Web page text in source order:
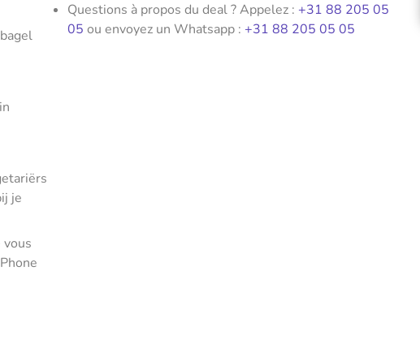
je
Questions à propos du deal ? Appelez : +31 88 205 05
05 ou envoyez un Whatsapp : +31 88 205 05 05